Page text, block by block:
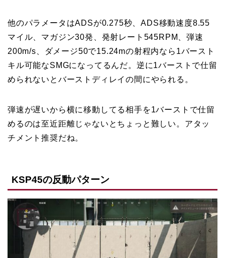
他のパラメータはADSが0.275秒、ADS移動速度8.55
マイル、マガジン30発、発射レート545RPM、弾速
200m/s、ダメージ50で15.24mの射程内なら1バースト
キル可能なSMGになってるんだ。逆に1バーストで仕留
められないとバーストディレイの間にやられる。
弾速が遅いから横に移動してる相手を1バーストで仕留
めるのは至近距離じゃないとちょっと難しい。アタッ
チメント推奨だね。
KSP45の反動パターン